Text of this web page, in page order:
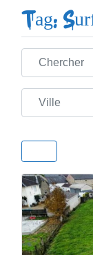
Tag:
Chercher
Ville